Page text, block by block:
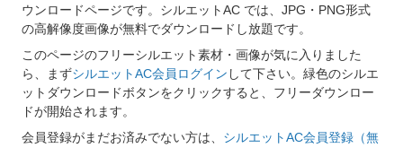
ウンロードページです。シルエットAC では、JPG・PNG形式
の高解像度画像が無料でダウンロードし放題です。
このページのフリーシルエット素材・画像が気に入りました
ら、まずシルエットAC会員ログイン して下さい。緑色のシルエ
ットダウンロードボタンをクリックすると、フリーダウンロー
ドが開始されます。
会員登録がまだお済みでない方は、 シルエットAC会員登録（無